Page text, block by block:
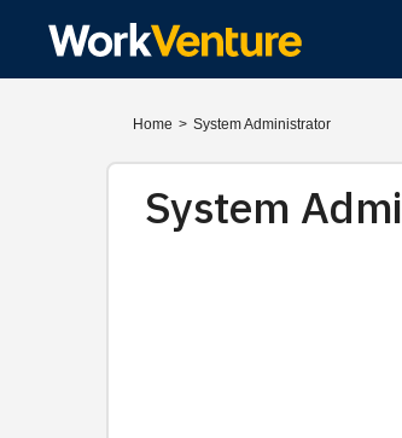
Home > System Administrator
System